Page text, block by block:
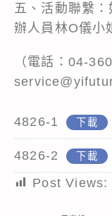
五、活動聯繫
辦人員林O儀小
（電話：04-
4826-1 下載
4826-2 下載
Post Views: